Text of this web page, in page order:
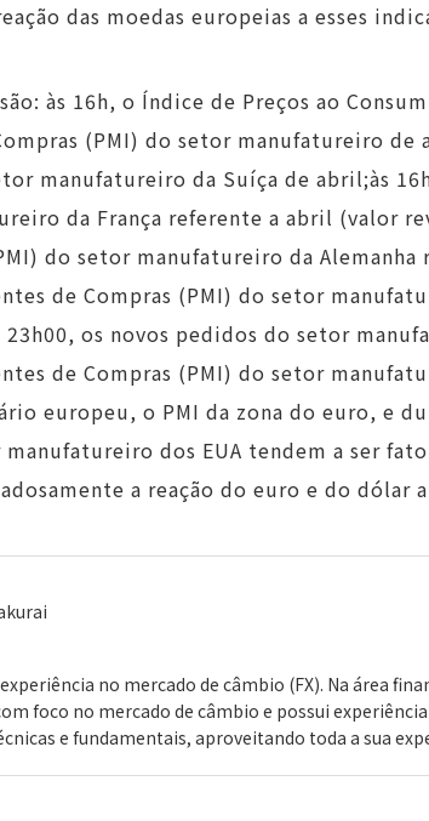
das moedas europeias a esses
às 16h, o Índice de Preços ao
(PMI) do setor manufatureiro de
manufatureiro da Suíça de abril;às
da França referente a abril (valor
do setor manufatureiro da
de Compras (PMI) do setor
os novos pedidos do setor
de Compras (PMI) do setor
europeu, o PMI da zona do euro, e
dos EUA tendem a ser
a reação do euro e do dólar
no mercado de câmbio (FX). Na área
foco no mercado de câmbio e possui
e fundamentais, aproveitando toda a sua